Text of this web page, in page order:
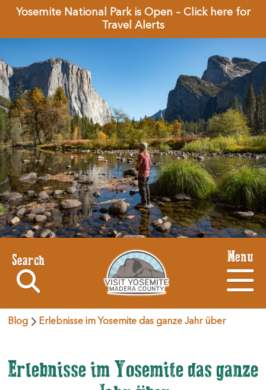
Yosemite National Park is Open – Click here for
Travel Alerts
Search Menu
Blog Erlebnisse im Yosemite das ganze Jahr über
Erlebnisse im Yosemite das ganze